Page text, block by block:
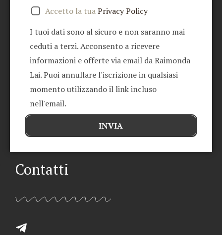
Accetto la tuaPrivacy Policy
I tuoi dati sono al sicuro e non saranno mai
ceduti a terzi. Acconsento a ricevere
informazioni e offerte via email da Raimonda
Lai. Puoi annullare l'iscrizione in qualsiasi
momento utilizzando il link incluso
nell'email.
INVIA
Contatti